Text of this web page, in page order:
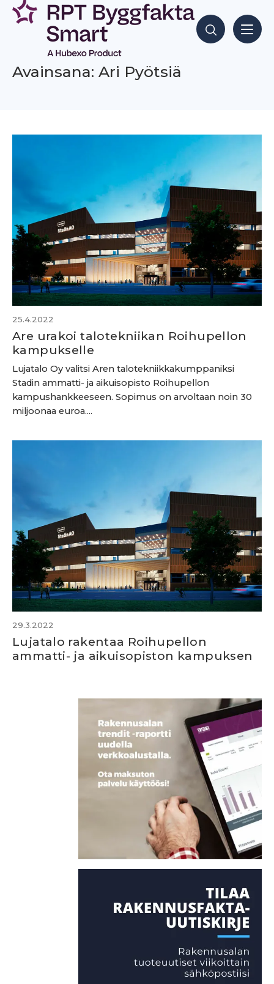
Siirry
sisältöön
Hae sisältöjä
Avainsana: Ari Pyötsiä
25.4.2022
Are urakoi talotekniikan Roihupellon
kampukselle
Lujatalo Oy valitsi Aren talotekniikkakumppaniksi
Stadin ammatti- ja aikuisopisto Roihupellon
kampushankkeeseen. Sopimus on arvoltaan noin 30
miljoonaa euroa....
29.3.2022
Lujatalo rakentaa Roihupellon
ammatti- ja aikuisopiston kampuksen